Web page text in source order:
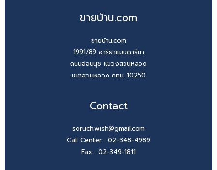
ขายบ้าน.com
ขายบ้าน.com
1991/89 อารียาแมนดารีนา
ถนนอ่อนนุช แขวงสวนหลวง
เขตสวนหลวง กทม. 10250
Contact
soruch.wish@gmail.com
Call Center : 02-348-4989
Fax : 02-349-1811